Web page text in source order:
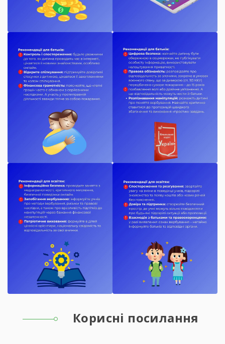
Корисні посилання